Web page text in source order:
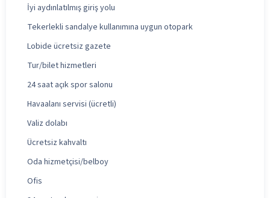
İyi aydınlatılmış giriş yolu
Tekerlekli sandalye kullanımına uygun otopark
Lobide ücretsiz gazete
Tur/bilet hizmetleri
24 saat açık spor salonu
Havaalanı servisi (ücretli)
Valiz dolabı
Ücretsiz kahvaltı
Oda hizmetçisi/belboy
Ofis